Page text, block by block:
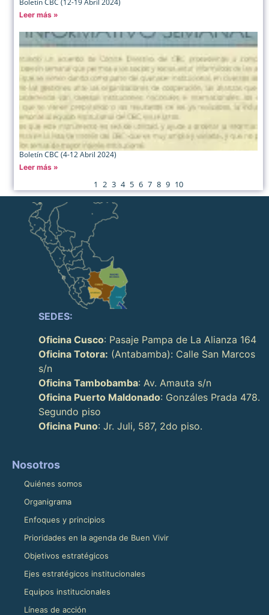
Leer más »
Boletín CBC (4-12 Abril 2024)
Leer más »
1 2 3 4 5 6 7 8 9 10
SEDES:
Oficina Cusco: Pasaje Pampa de La Alianza 164
Oficina Totora: (Antabamba): Calle San Marcos
s/n
Oficina Tambobamba: Av. Amauta s/n
Oficina Puerto Maldonado: Gonzáles Prada 478.
Segundo piso
Oficina Puno: Jr. Juli, 587, 2do piso.
Nosotros
Quiénes somos
Organigrama
Enfoques y principios
Prioridades en la agenda de Buen Vivir
Objetivos estratégicos
Ejes estratégicos institucionales
Equipos institucionales
Líneas de acción